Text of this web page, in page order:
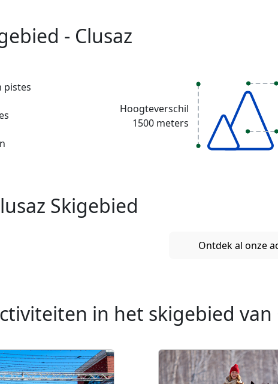
- Clusaz
pistes
Hoogteverschil
1500 meters
Skigebied
Ontdek al onze
in het skigebied van